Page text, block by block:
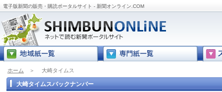
電子版新聞の販売・購読ポータルサイト - 新聞オンライン.COM
ホーム ＞ 大崎タイムス
大崎タイムスバックナンバー